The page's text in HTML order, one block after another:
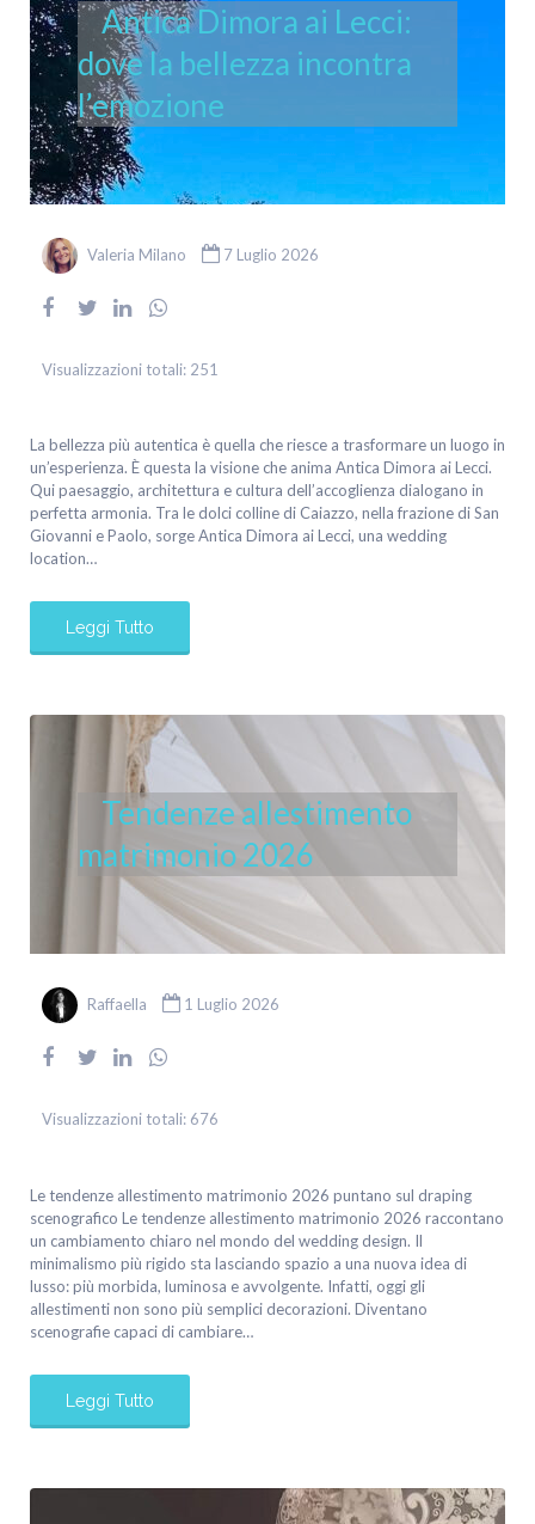
Antica Dimora ai Lecci:
dove la bellezza incontra
l’emozione
Valeria Milano 7 Luglio 2026
Visualizzazioni totali: 251
La bellezza più autentica è quella che riesce a trasformare un luogo in
un’esperienza. È questa la visione che anima Antica Dimora ai Lecci.
Qui paesaggio, architettura e cultura dell’accoglienza dialogano in
perfetta armonia. Tra le dolci colline di Caiazzo, nella frazione di San
Giovanni e Paolo, sorge Antica Dimora ai Lecci, una wedding
location…
Leggi Tutto
Tendenze allestimento
matrimonio 2026
Raffaella 1 Luglio 2026
Visualizzazioni totali: 676
Le tendenze allestimento matrimonio 2026 puntano sul draping
scenografico Le tendenze allestimento matrimonio 2026 raccontano
un cambiamento chiaro nel mondo del wedding design. Il
minimalismo più rigido sta lasciando spazio a una nuova idea di
lusso: più morbida, luminosa e avvolgente. Infatti, oggi gli
allestimenti non sono più semplici decorazioni. Diventano
scenografie capaci di cambiare…
Leggi Tutto